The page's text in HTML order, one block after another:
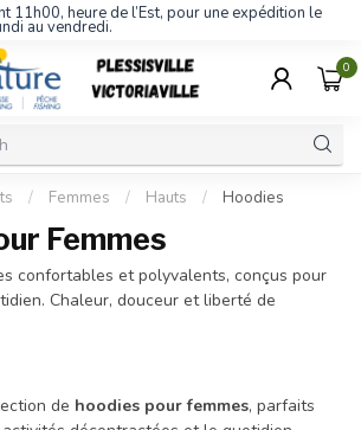
11h00, heure de l’Est, pour une expédition le
au vendredi.
0
/ Femmes / Hauts / Hoodies
Femmes
confortables et polyvalents, conçus pour
Chaleur, douceur et liberté de
de hoodies pour femmes, parfaits